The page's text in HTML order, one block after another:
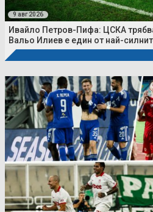
9 авг 2026
Ивайло Петров-Пифа: ЦСКА
Вальо Илиев е един от най-